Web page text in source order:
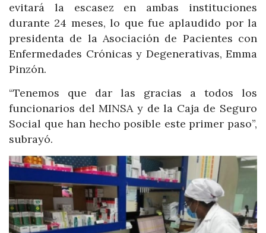
evitará la escasez en ambas instituciones
durante 24 meses, lo que fue aplaudido por la
presidenta de la Asociación de Pacientes con
Enfermedades Crónicas y Degenerativas, Emma
Pinzón.
“Tenemos que dar las gracias a todos los
funcionarios del MINSA y de la Caja de Seguro
Social que han hecho posible este primer paso”,
subrayó.